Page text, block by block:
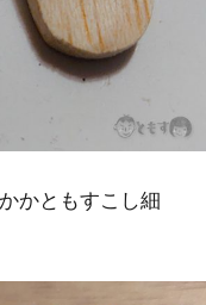
かともすこし細